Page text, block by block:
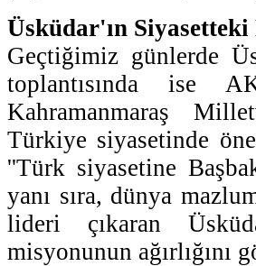
Üsküdar'ın
Geçtiğimiz günlerde
toplantısında ise
Kahramanmaraş
Türkiye siyasetinde
''Türk siyasetine
yanı sıra, dünya
lideri çıkaran
misyonunun ağırlığını